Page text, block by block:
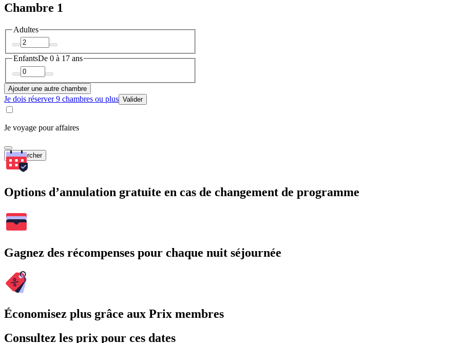
Chambre 1
Adultes
EnfantsDe 0 à 17 ans
Ajouter une autre chambre
Je dois réserver 9 chambres ou plus Valider
Je voyage pour affaires
Rechercher
Options d’annulation gratuite en cas de changement de programme
Gagnez des récompenses pour chaque nuit séjournée
Économisez plus grâce aux Prix membres
Consultez les prix pour ces dates